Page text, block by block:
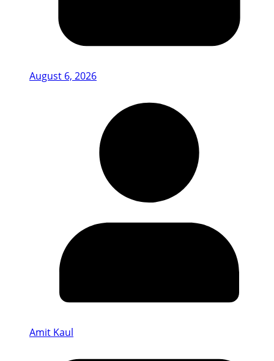
August 6, 2026
Amit Kaul